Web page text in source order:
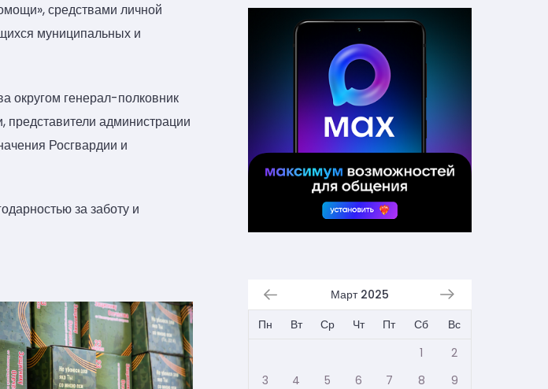
средствами личной
муниципальных и
округом генерал-полковник
представители администрации
Росгвардии и
за заботу и
Март 2025
Пн
Вт Ср Чт Пт Сб
Вс
1
2
3
4 5 6 7 8
9